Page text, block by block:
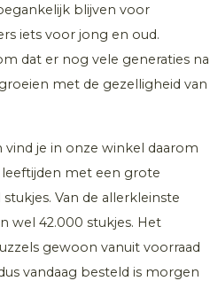
blijven voor
iets voor jong en oud.
dat er nog vele generaties na
met de gezelligheid van
je in onze winkel daarom
met een grote
Van de allerkleinste
wel 42.000 stukjes. Het
gewoon vanuit voorraad
vandaag besteld is morgen